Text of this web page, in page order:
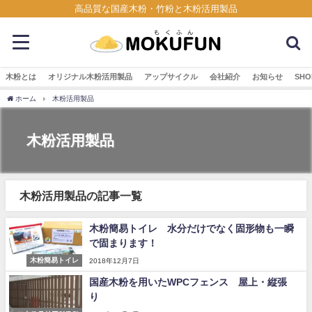
高品質な国産木粉・竹粉と木粉活用製品
木粉とは オリジナル木粉活用製品 アップサイクル 会社紹介 お知らせ
ホーム 木粉活用製品
木粉活用製品
木粉活用製品の記事一覧
木粉簡易トイレ
木粉簡易トイレ 水分だけでなく固形物も一瞬
で固まります！
2018年12月7日
国産木粉を用いたWPCフェンス 屋上・縦張
り